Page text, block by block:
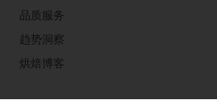
品质服务
趋势洞察
烘焙博客